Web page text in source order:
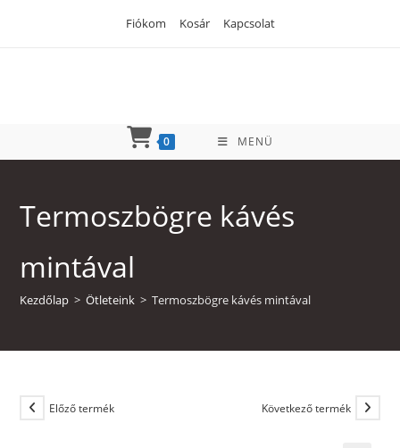
Fiókom Kosár Kapcsolat
0 MENÜ
Termoszbögre kávés
mintával
Kezdőlap > Ötleteink > Termoszbögre kávés mintával
Előző termék Következő termék